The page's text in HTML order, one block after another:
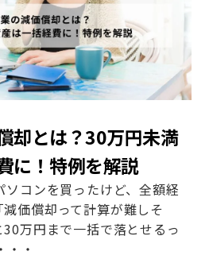
却とは？30万円未満
に！特例を解説
ソコンを買ったけど、全額経
価償却って計算が難しそ
万円まで一括で落とせるっ
・